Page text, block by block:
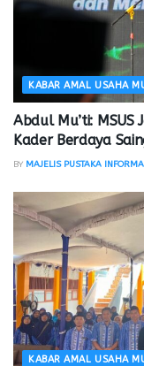
KABAR AMAL USAHA
Abdul Mu’ti:
Kader Berdaya
BY MAJELIS PUSTAKA
KABAR AMAL USAHA